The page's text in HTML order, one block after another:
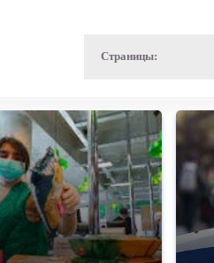
Страницы: